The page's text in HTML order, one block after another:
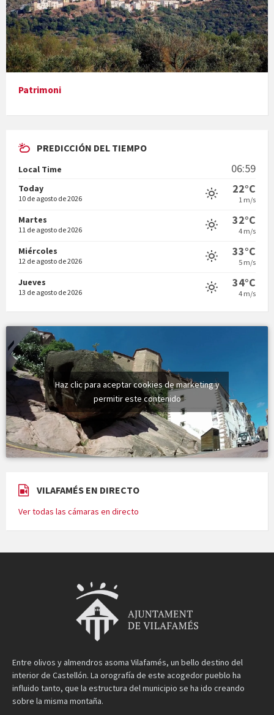
Presentació del llibre &quot;La mare&quot;, d'Emma Zafon
En Bum
Vermuts a la Font. Hit parit
Patrimoni
PREDICCIÓN DEL TIEMPO
Local Time 06:59
Today
10 de agosto de 2026
22°C
1 m/s
Martes
11 de agosto de 2026
32°C
4 m/s
Miércoles
12 de agosto de 2026
33°C
5 m/s
Jueves
13 de agosto de 2026
34°C
4 m/s
Haz clic para aceptar cookies de marketing y
permitir este contenido
VILAFAMÉS EN DIRECTO
Ver todas las cámaras en directo
Entre olivos y almendros asoma Vilafamés, un bello destino del
interior de Castellón. La orografía de este acogedor pueblo ha
influido tanto, que la estructura del municipio se ha ido creando
sobre la misma montaña.